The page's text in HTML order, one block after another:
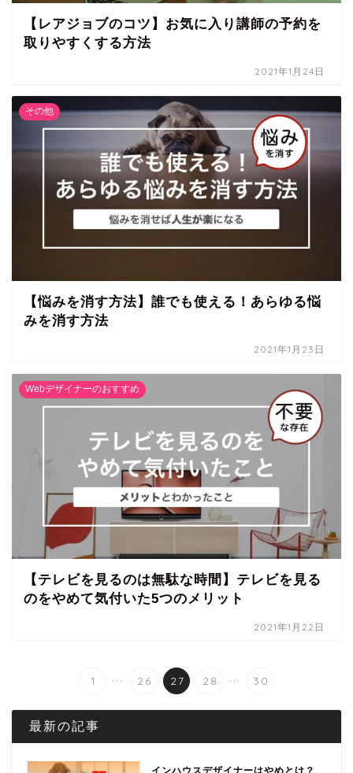
【レアジョブのコツ】お気に入り講師の予約を
取りやすくする方法
2021年1月24日
その他
【悩みを消す方法】誰でも使える！あらゆる悩
みを消す方法
2021年1月23日
Webデザイナーのおすすめ
【テレビを見るのは無駄な時間】テレビを見る
のをやめて気付いた5つのメリット
2021年1月22日
1 ... 26 27 28 ... 30
最新の記事